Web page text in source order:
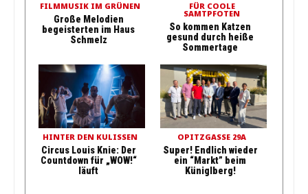
FILMMUSIK IM GRÜNEN
Große Melodien
begeisterten im Haus
Schmelz
FÜR COOLE
SAMTPFOTEN
So kommen Katzen
gesund durch heiße
Sommertage
HINTER DEN KULISSEN
Circus Louis Knie: Der
Countdown für „WOW!“
läuft
OPITZGASSE 29A
Super! Endlich wieder
ein “Markt” beim
Küniglberg!